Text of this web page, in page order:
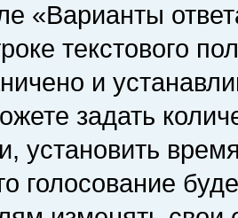
«Варианты
текстового
и
задать
установить
голосование